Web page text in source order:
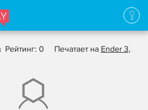
Рейтинг: 0 Печатает на Ender 3,